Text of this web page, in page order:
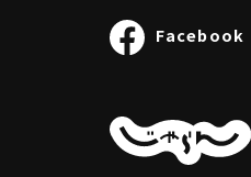
Facebook